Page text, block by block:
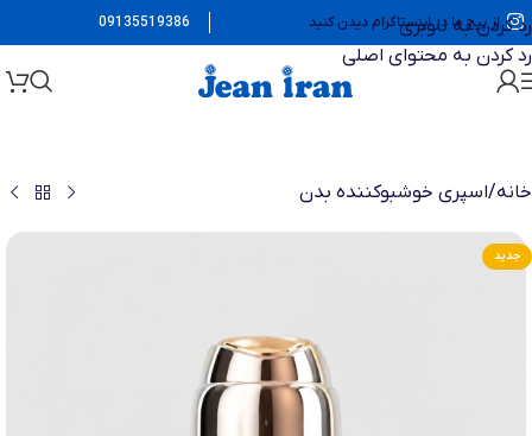
رد کردن به ناوبری
رد کردن به محتوای اصلی
از پیج ما در اینستاگرام دیدن کنید 09135519386
خانه/اسپری خوشبوکننده بدن
جدید